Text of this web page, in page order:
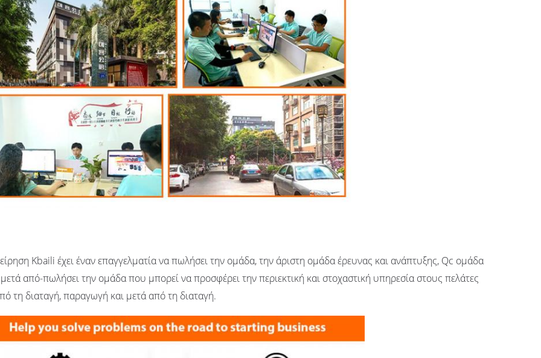
Kbaili έχει έναν επαγγελματία να πωλήσει την ομάδα, την άριστη ομάδα έρευνας και ανάπτυξης, Qc ομάδα
από-πωλήσει την ομάδα που μπορεί να προσφέρει την περιεκτική και στοχαστική υπηρεσία στους πελάτες
τη διαταγή, παραγωγή και μετά από τη διαταγή.